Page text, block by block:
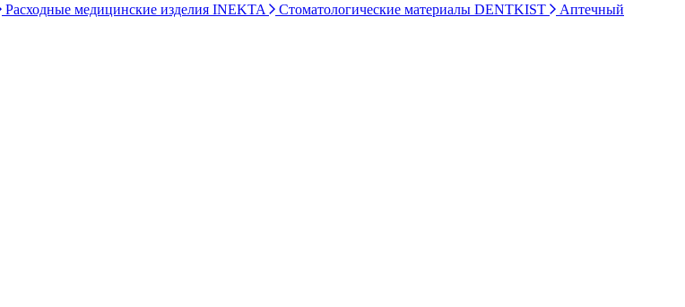
Расходные медицинские изделия INEKTA Стоматологические материалы DENTKIST
Аптечный